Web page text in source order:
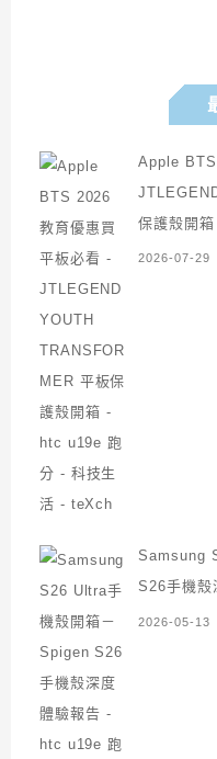
Apple
保護殼開箱
2026-07-29
Samsung
S26手機殼
2026-05-13